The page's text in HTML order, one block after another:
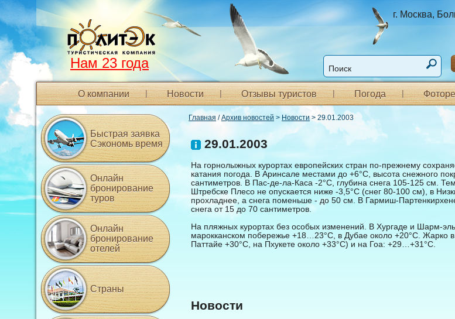
г. Москва,
Нам 23 года
О компании Новости Отзывы туристов Погода
Главная /Архив новостей > Новости> 29.01.2003
29.01.2003
На горнолыжных курортах европейских стран по-прежнему
катания погода. В Аринсале местами до +6°С, высота снежного
сантиметров. В Пас-де-ла-Каса -2°С, глубина снега 105-125 см.
Штребске Плесо не опускается ниже -3,5°С (снег 80-100 см), в
прохладнее, а снега поменьше - до 50 см. В Гармиш-
снега от 15 до 70 сантиметров.
На пляжных курортах без особых изменений. В Хургаде и Шарм-
марокканском побережье +18…23°С, в Дубае около +20°С. Жарко
Паттайе +30°С, на Пхукете около +33°С) и на Гоа: +29…+31°С.
Новости
Быстрая заявка
Сэкономь время
Онлайн
бронирование
туров
Онлайн
бронирование
отелей
Страны